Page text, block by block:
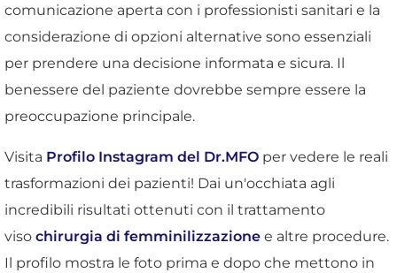
comunicazione aperta con i professionisti sanitari e la
considerazione di opzioni alternative sono essenziali
per prendere una decisione informata e sicura. Il
benessere del paziente dovrebbe sempre essere la
preoccupazione principale.
Visita Profilo Instagram del Dr.MFO per vedere le reali
trasformazioni dei pazienti! Dai un'occhiata agli
incredibili risultati ottenuti con il trattamento
viso chirurgia di femminilizzazione e altre procedure.
Il profilo mostra le foto prima e dopo che mettono in